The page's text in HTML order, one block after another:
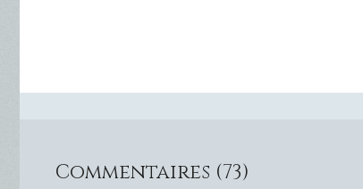
Commentaires (73)